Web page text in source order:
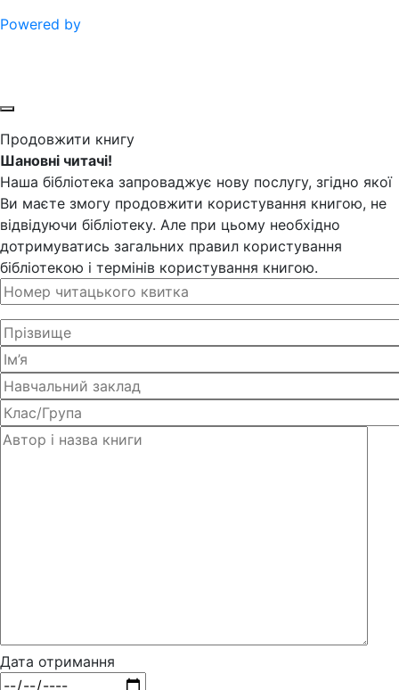
Powered by
Продовжити книгу
Шановні читачі!
Наша бібліотека запроваджує нову послугу, згідно якої
Ви маєте змогу продовжити користування книгою, не
відвідуючи бібліотеку. Але при цьому необхідно
дотримуватись загальних правил користування
бібліотекою і термінів користування книгою.
Дата отримання